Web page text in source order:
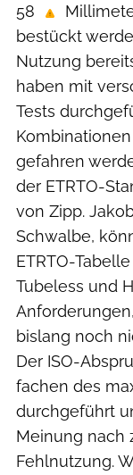
58
bestückt
Nutzung
haben mit
Tests
gefahren
der ETRTO-
von Zipp.
Schwalbe,
ETRTO-
Tubeless und
bislang noch
Der ISO-
fachen des
durchgeführt
Meinung nach
Fehlnutzung.